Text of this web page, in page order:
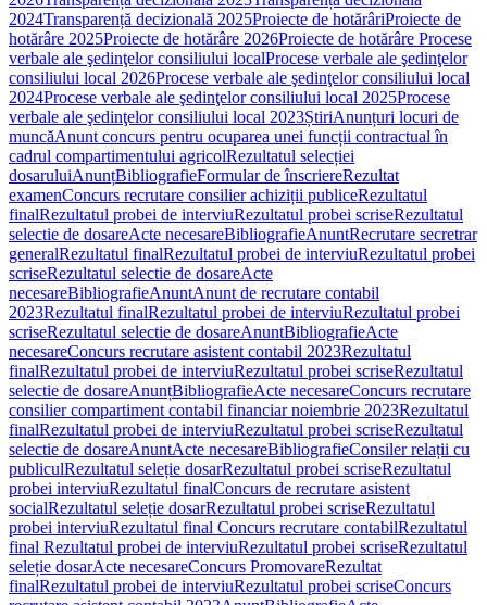
2024Transparență decizională 2025Proiecte de hotărâriProiecte de
hotărâre 2025Proiecte de hotărâre 2026Proiecte de hotărâre Procese
verbale ale şedinţelor consiliului localProcese verbale ale şedinţelor
consiliului local 2026Procese verbale ale şedinţelor consiliului local
2024Procese verbale ale şedinţelor consiliului local 2025Procese
verbale ale şedinţelor consiliului local 2023ȘtiriAnunțuri locuri de
muncăAnunt concurs pentru ocuparea unei funcții contractual în
cadrul compartimentului agricolRezultatul selecției
dosaruluiAnunțBibliografieFormular de înscriereRezultat
examenConcurs recrutare consilier achiziții publiceRezultatul
finalRezultatul probei de interviuRezultatul probei scriseRezultatul
selectie de dosareActe necesareBibliografieAnuntRecrutare secretrar
generalRezultatul finalRezultatul probei de interviuRezultatul probei
scriseRezultatul selectie de dosareActe
necesareBibliografieAnuntAnunt de recrutare contabil
2023Rezultatul finalRezultatul probei de interviuRezultatul probei
scriseRezultatul selectie de dosareAnuntBibliografieActe
necesareConcurs recrutare asistent contabil 2023Rezultatul
finalRezultatul probei de interviuRezultatul probei scriseRezultatul
selectie de dosareAnunțBibliografieActe necesareConcurs recrutare
consilier compartiment contabil financiar noiembrie 2023Rezultatul
finalRezultatul probei de interviuRezultatul probei scriseRezultatul
selectie de dosareAnuntActe necesareBibliografieConsiler relații cu
publiculRezultatul seleție dosarRezultatul probei scriseRezultatul
probei interviuRezultatul finalConcurs de recrutare asistent
socialRezultatul seleție dosarRezultatul probei scriseRezultatul
probei interviuRezultatul final Concurs recrutare contabilRezultatul
final Rezultatul probei de interviuRezultatul probei scriseRezultatul
seleție dosarActe necesareConcurs PromovareRezultat
finalRezultatul probei de interviuRezultatul probei scriseConcurs